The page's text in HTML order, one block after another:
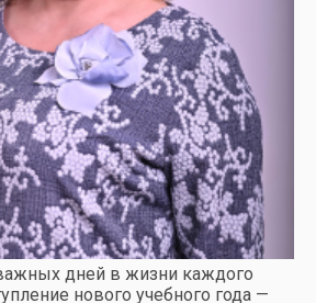
дней в жизни каждого
нового учебного года —